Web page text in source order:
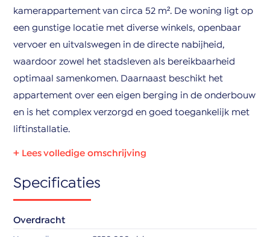
kamerappartement van circa 52 m². De woning ligt op
een gunstige locatie met diverse winkels, openbaar
vervoer en uitvalswegen in de directe nabijheid,
waardoor zowel het stadsleven als bereikbaarheid
optimaal samenkomen. Daarnaast beschikt het
appartement over een eigen berging in de onderbouw
en is het complex verzorgd en goed toegankelijk met
liftinstallatie.
tochtportaal met bellen- en brievenbustableau. Vanuit
hier heeft u de mogelijkheid om per lift of trap de
Specificaties
Overdracht